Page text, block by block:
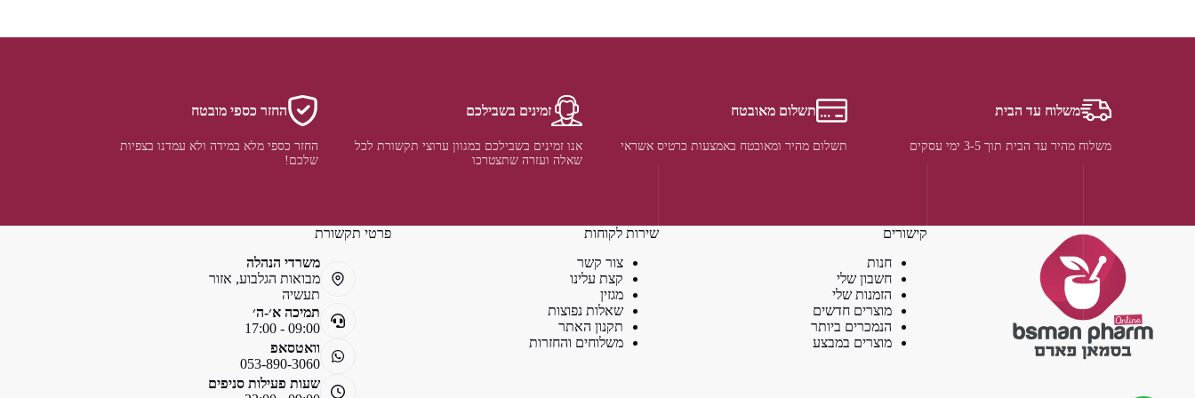
משלוח עד הבית
משלוח מהיר עד הבית תוך 3-5 ימי עסקים
תשלום מאובטח
תשלום מהיר ומאובטח באמצעות כרטיס אשראי
זמינים בשבילכם
אנו זמינים בשבילכם במגוון ערוצי תקשורת לכל
שאלה ועזרה שתצטרכו
החזר כספי מובטח
החזר כספי מלא במידה ולא עמדנו בצפיות
שלכם!
קישורים
חנות
חשבון שלי
הזמנות שלי
מוצרים חדשים
הנמכרים ביותר
מוצרים במבצע
שירות לקוחות
צור קשר
קצת עלינו
מגזין
שאלות נפוצות
תקנון האתר
משלוחים והחזרות
פרטי תקשורת
משרדי הנהלה
מבואות הגלבוע, אזור
תעשיה
תמיכה א׳-ה׳
09:00 - 17:00
וואטסאפ
053-890-3060
שעות פעילות סניפים